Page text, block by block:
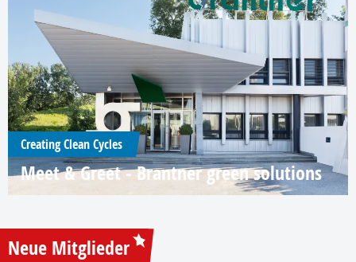
Creating Clean Cycles
Meet & Greet - Brantner green solutions
Neue Mitglieder